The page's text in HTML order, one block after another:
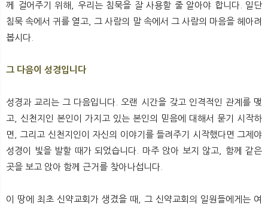
께 걸어주기 위해, 우리는 침묵을 잘 사용할 줄 알아야 합니다. 일단
침묵 속에서 귀를 열고, 그 사람의 말 속에서 그 사람의 마음을 헤아려
봅시다.
그 다음이 성경입니다
성경과 교리는 그 다음입니다. 오랜 시간을 갖고 인격적인 관계를 맺
고, 신천지인 본인이 가지고 있는 본인의 믿음에 대해서 묻기 시작하
면, 그리고 신천지인이 자신의 이야기를 들려주기 시작했다면 그제야
성경이 빛을 발할 때가 되었습니다. 마주 앉아 보지 않고, 함께 같은
곳을 보고 앉아 함께 근거를 찾아나섭니다.
이 땅에 최초 신약교회가 생겼을 때, 그 신약교회의 일원들에게는 여